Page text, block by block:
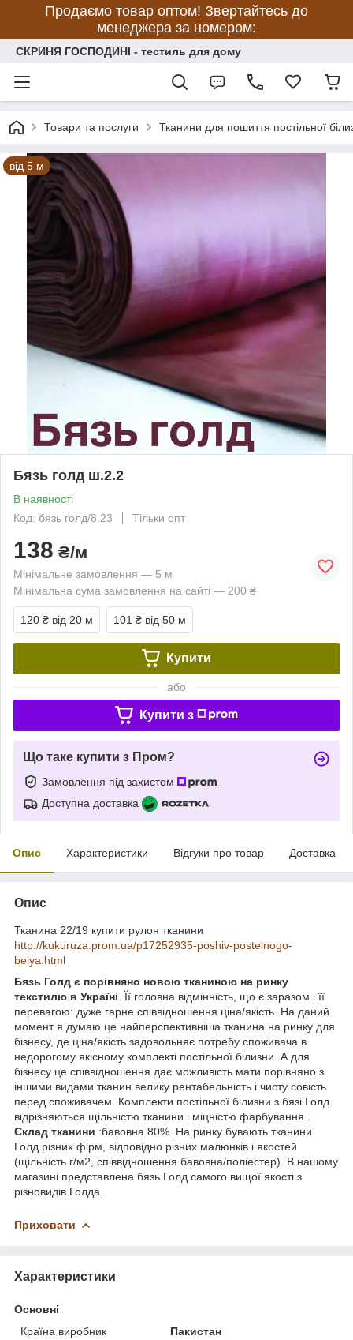
Продаємо товар оптом! Звертайтесь до
менеджера за номером:
СКРИНЯ ГОСПОДИНІ - тестиль для дому
Товари та послуги Тканини для пошиття постільної
від 5 м
Бязь голд ш.2.2
В наявності
Код: бязь голд/8.23
Тільки опт
138 ₴/м
Мінімальне замовлення — 5 м
Мінімальна сума замовлення на сайті — 200 ₴
120 ₴ від 20 м 101 ₴ від 50 м
Купити
або
Купити з
Що таке купити з Пром?
Замовлення під захистом
Доступна доставка
Опис Характеристики Відгуки про товар Доставка
Опис
Тканина 22/19 купити рулон тканини
http://kukuruza.prom.ua/p17252935-poshiv-postelnogo-
belya.html
Бязь Голд є порівняно новою тканиною на ринку
текстилю в Україні . Її головна відмінність, що є заразом і її
перевагою: дуже гарне співвідношення ціна/якість. На даний
момент я думаю це найперспективніша тканина на ринку для
бізнесу, де ціна/якість задовольняє потребу споживача в
недорогому якісному комплекті постільної білизни. А для
бізнесу це співвідношення дає можливість мати порівняно з
іншими видами тканин велику рентабельність і чисту совість
перед споживачем. Комплекти постільної білизни з бязі Голд
відрізняються щільністю тканини і міцністю фарбування .
Склад тканини :бавовна 80%. На ринку бувають тканини
Голд різних фірм, відповідно різних малюнків і якостей
(щільність г/м2, співвідношення бавовна/поліестер). В нашому
магазині представлена бязь Голд самого вищої якості з
різновидів Голда.
Приховати
Характеристики
Основні
Країна виробник
Пакистан